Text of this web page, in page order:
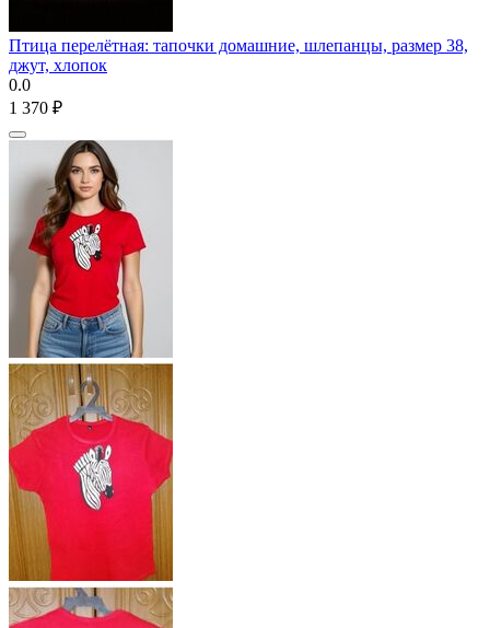
Птица перелётная: тапочки домашние, шлепанцы, размер 38,
джут, хлопок
0.0
1 370 ₽